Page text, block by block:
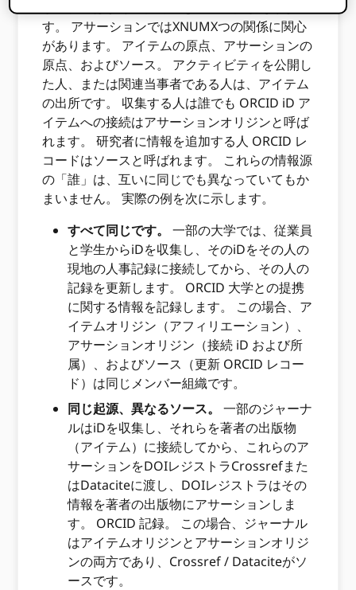
す。 アサーションではXNUMXつの関係に関心
があります。 アイテムの原点、アサーションの
原点、およびソース。 アクティビティを公開し
た人、または関連当事者である人は、アイテム
の出所です。 収集する人は誰でも ORCID iD ア
イテムへの接続はアサーションオリジンと呼ば
れます。 研究者に情報を追加する人 ORCID レ
コードはソースと呼ばれます。 これらの情報源
の「誰」は、互いに同じでも異なっていてもか
まいません。 実際の例を次に示します。
すべて同じです。
一部の大学では、従業員
と学生からiDを収集し、そのiDをその人の
現地の人事記録に接続してから、その人の
記録を更新します。 ORCID 大学との提携
に関する情報を記録します。 この場合、ア
イテムオリジン（アフィリエーション）、
アサーションオリジン（接続 iD および所
属）、およびソース（更新 ORCID レコー
ド）は同じメンバー組織です。
同じ起源、異なるソース。
一部のジャーナ
ルはiDを収集し、それらを著者の出版物
（アイテム）に接続してから、これらのア
サーションをDOIレジストラCrossrefまた
はDataciteに渡し、DOIレジストラはその
情報を著者の出版物にアサーションしま
す。 ORCID 記録。 この場合、ジャーナル
はアイテムオリジンとアサーションオリジ
ンの両方であり、Crossref / Dataciteがソ
ースです。